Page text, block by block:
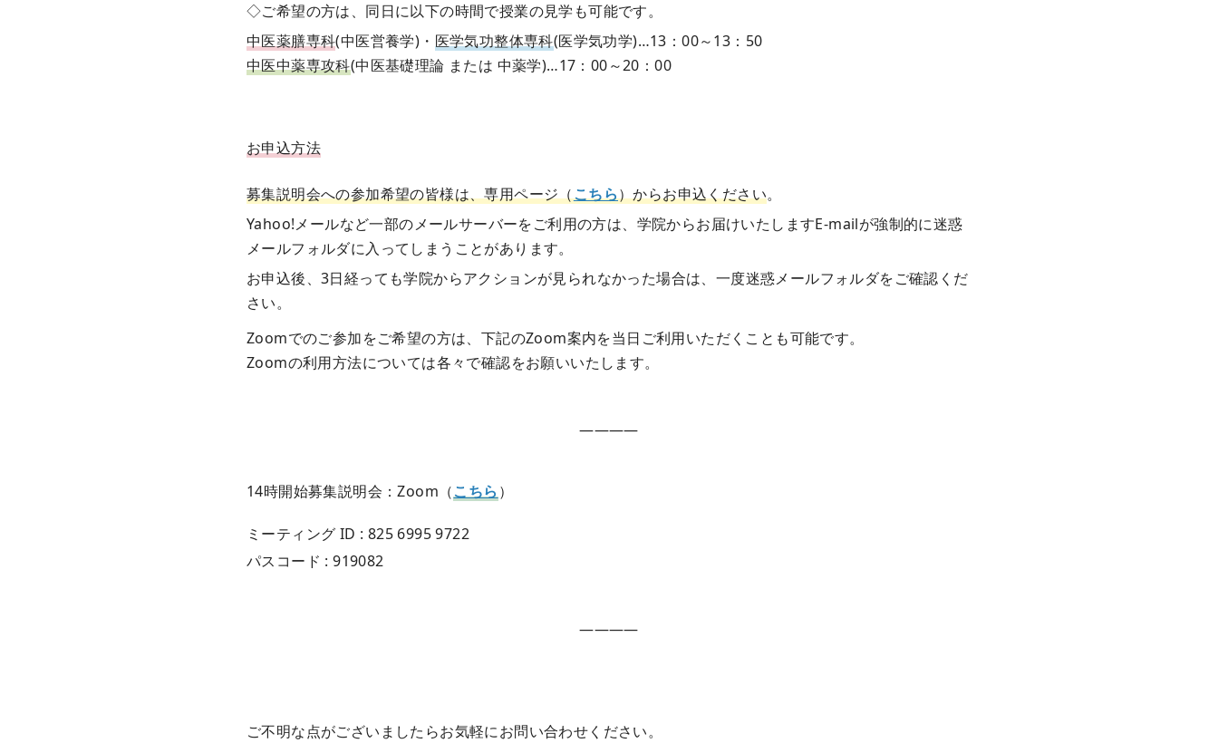
◇ご希望の方は、同日に以下の時間で授業の見学も可能です。
中医薬膳専科(中医営養学)・ 医学気功整体専科(医学気功学)…13：00～13：50
中医中薬専攻科(中医基礎理論 または 中薬学)…17：00～20：00
お申込方法
募集説明会への参加希望の皆様は、専用ページ（こちら）からお申込ください。
Yahoo!メールなど一部のメールサーバーをご利用の方は、学院からお届けいたしますE-mailが強制的に迷惑
メールフォルダに入ってしまうことがあります。
お申込後、3日経っても学院からアクションが見られなかった場合は、一度迷惑メールフォルダをご確認くだ
さい。
Zoomでのご参加をご希望の方は、下記のZoom案内を当日ご利用いただくことも可能です。
Zoomの利用方法については各々で確認をお願いいたします。
————
14時開始募集説明会：Zoom（こちら ）
ミーティング ID : 825 6995 9722
パスコード : 919082
————
ご不明な点がございましたらお気軽にお問い合わせください。